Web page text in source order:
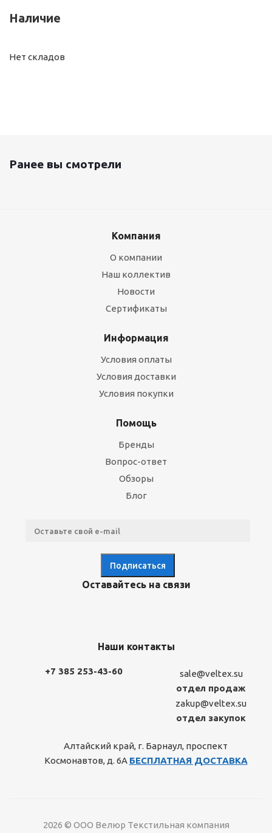
Наличие
Нет складов
Ранее вы смотрели
Компания
О компании
Наш коллектив
Новости
Сертификаты
Информация
Условия оплаты
Условия доставки
Условия покупки
Помощь
Бренды
Вопрос-ответ
Обзоры
Блог
Оставайтесь на связи
Наши контакты
+7 385 253-43-60
sale@veltex.su
отдел продаж
zakup@veltex.su
отдел закупок
Алтайский край, г. Барнаул, проспект
Космонавтов, д. 6А БЕСПЛАТНАЯ ДОСТАВКА
2026 © ООО Велюр Текстильная компания